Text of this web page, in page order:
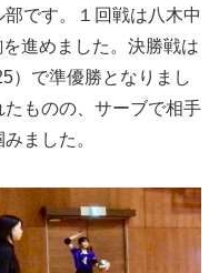
です。１回戦は八木中
進めました。決勝戦は
）で準優勝となりまし
ものの、サーブで相手
ました。